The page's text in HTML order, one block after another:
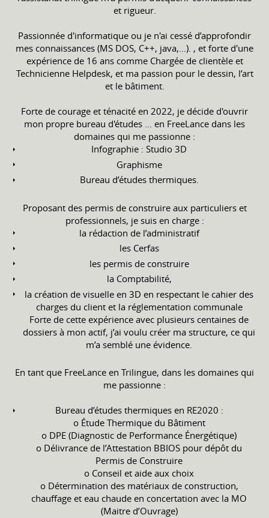
et rigueur.
Passionnée d'informatique ou je n'ai cessé d’approfondir
mes connaissances (MS DOS, C++, java,...). , et forte d'une
expérience de 16 ans comme Chargée de clientèle et
Technicienne Helpdesk, et ma passion pour le dessin, l’art
et le bâtiment.
Forte de courage et ténacité en 2022, je décide d'ouvrir
mon propre bureau d'études ... en FreeLance dans les
domaines qui me passionne :
Infographie : Studio 3D
Graphisme
Bureau d’études thermiques.
Proposant des permis de construire aux particuliers et
professionnels, je suis en charge :
la rédaction de l’administratif
les Cerfas
les permis de construire
la Comptabilité,
la création de visuelle en 3D en respectant le cahier des
charges du client et la réglementation communale
Forte de cette expérience avec plusieurs centaines de
dossiers à mon actif, j’ai voulu créer ma structure, ce qui
m’a semblé une évidence.
En tant que FreeLance en Trilingue, dans les domaines qui
me passionne :
Bureau d’études thermiques en RE2020 :
o Étude Thermique du Bâtiment
o DPE (Diagnostic de Performance Énergétique)
o Délivrance de l’Attestation BBIOS pour dépôt du
Permis de Construire
o Conseil et aide aux choix
o Détermination des matériaux de construction,
chauffage et eau chaude en concertation avec la MO
(Maitre d’Ouvrage)